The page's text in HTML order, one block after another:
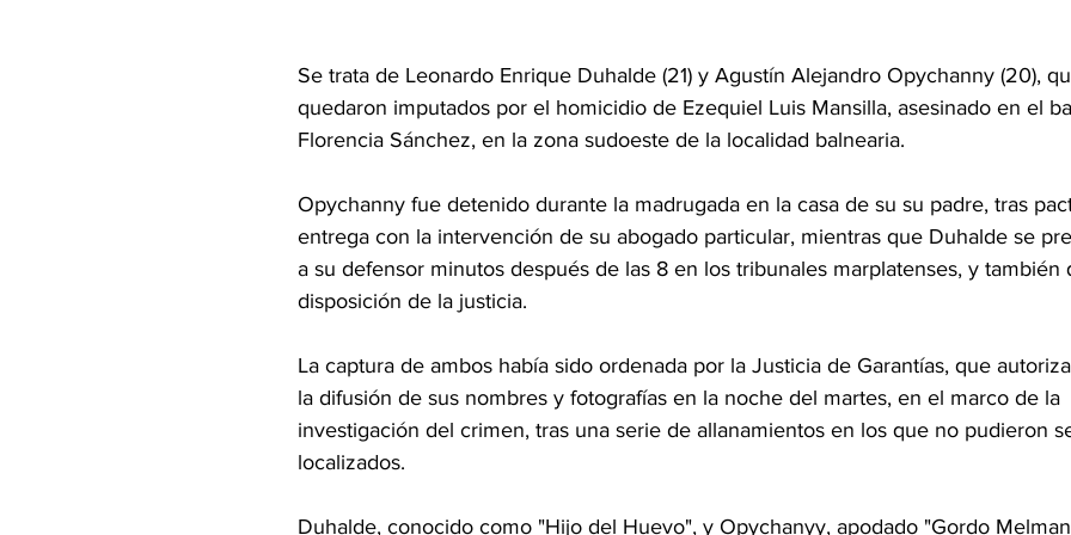
Se trata de Leonardo Enrique Duhalde (21) y Agustín Alejandro Opychanny (20),
quedaron imputados por el homicidio de Ezequiel Luis Mansilla, asesinado en el
Florencia Sánchez, en la zona sudoeste de la localidad balnearia.
Opychanny fue detenido durante la madrugada en la casa de su su padre, tras
entrega con la intervención de su abogado particular, mientras que Duhalde se
a su defensor minutos después de las 8 en los tribunales marplatenses, y
disposición de la justicia.
La captura de ambos había sido ordenada por la Justicia de Garantías, que
la difusión de sus nombres y fotografías en la noche del martes, en el marco de la
investigación del crimen, tras una serie de allanamientos en los que no pudieron
localizados.
Duhalde, conocido como "Hijo del Huevo", y Opychanyy, apodado "Gordo